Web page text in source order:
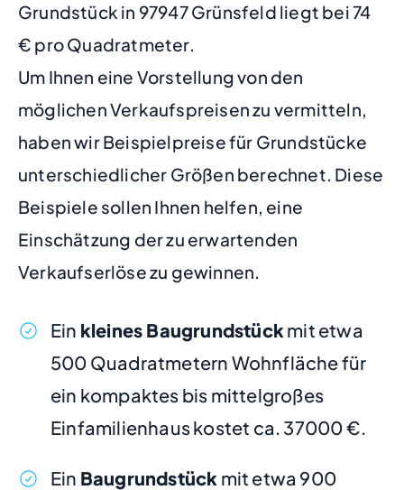
Grundstück in 97947 Grünsfeld liegt bei 74
€ pro Quadratmeter.
Um Ihnen eine Vorstellung von den
möglichen Verkaufspreisen zu vermitteln,
haben wir Beispielpreise für Grundstücke
unterschiedlicher Größen berechnet. Diese
Beispiele sollen Ihnen helfen, eine
Einschätzung der zu erwartenden
Verkaufserlöse zu gewinnen.
Ein kleines Baugrundstückmit etwa
500 Quadratmetern Wohnfläche für
ein kompaktes bis mittelgroßes
Einfamilienhaus kostet ca. 37000 €.
Ein Baugrundstück mit etwa 900